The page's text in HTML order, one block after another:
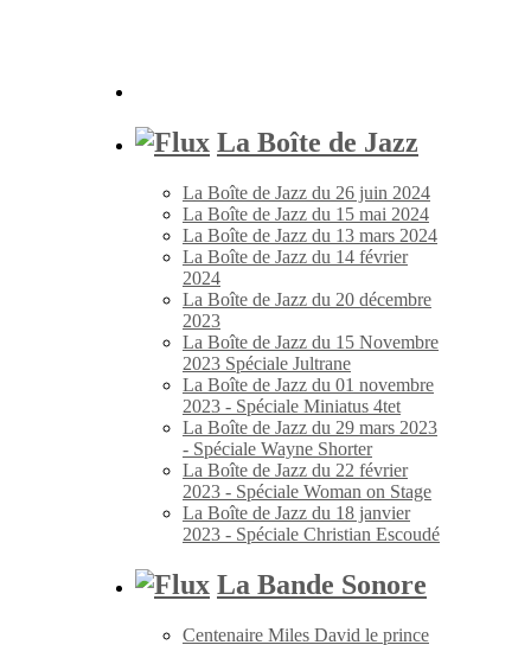
La Boîte de Jazz
La Boîte de Jazz du 26 juin 2024
La Boîte de Jazz du 15 mai 2024
La Boîte de Jazz du 13 mars 2024
La Boîte de Jazz du 14 février
2024
La Boîte de Jazz du 20 décembre
2023
La Boîte de Jazz du 15 Novembre
2023 Spéciale Jultrane
La Boîte de Jazz du 01 novembre
2023 - Spéciale Miniatus 4tet
La Boîte de Jazz du 29 mars 2023
- Spéciale Wayne Shorter
La Boîte de Jazz du 22 février
2023 - Spéciale Woman on Stage
La Boîte de Jazz du 18 janvier
2023 - Spéciale Christian Escoudé
La Bande Sonore
Centenaire Miles David le prince